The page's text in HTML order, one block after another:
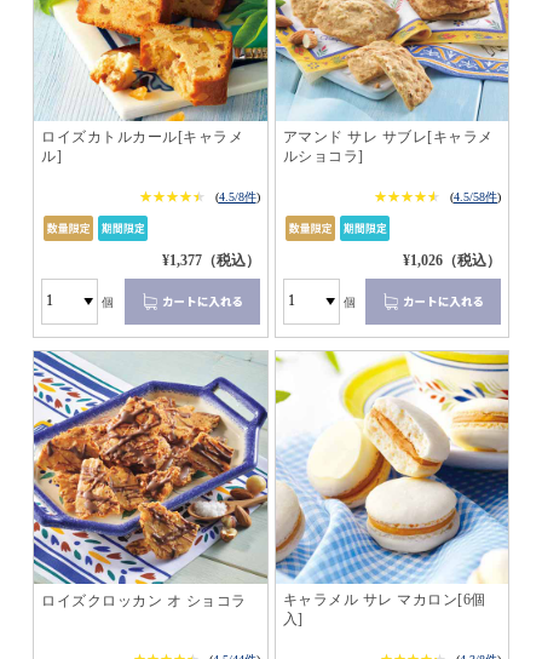
ロイズカトルカール[キャラメ
ル]
★★★★★
★★★★★ (4.5/8件)
¥1,377（税込）
個
アマンド サレ サブレ[キャラメ
ルショコラ]
★★★★★
★★★★★ (4.5/58件)
¥1,026（税込）
個
ロイズクロッカン オ ショコラ
キャラメル サレ マカロン[6個
入]